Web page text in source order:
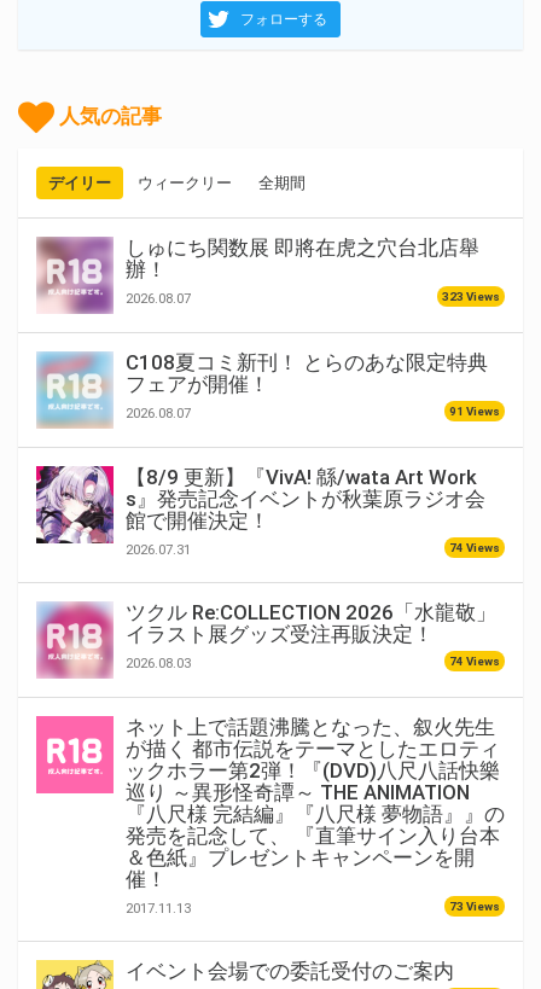
フォローする
人気の記事
デイリー ウィークリー 全期間
しゅにち関数展 即將在虎之穴台北店舉
辦！
2026.08.07 323 Views
C108夏コミ新刊！ とらのあな限定特典
フェアが開催！
2026.08.07 91 Views
【8/9 更新】『VivA! 緜/wata Art Work
s』発売記念イベントが秋葉原ラジオ会
館で開催決定！
2026.07.31 74 Views
ツクル Re:COLLECTION 2026「水龍敬」
イラスト展グッズ受注再販決定！
2026.08.03 74 Views
ネット上で話題沸騰となった、叙火先生
が描く 都市伝説をテーマとしたエロティ
ックホラー第2弾！『(DVD)八尺八話快樂
巡り ～異形怪奇譚～ THE ANIMATION
『八尺様 完結編』『八尺様 夢物語』』の
発売を記念して、 『直筆サイン入り台本
＆色紙』プレゼントキャンペーンを開
催！
2017.11.13 73 Views
イベント会場での委託受付のご案内